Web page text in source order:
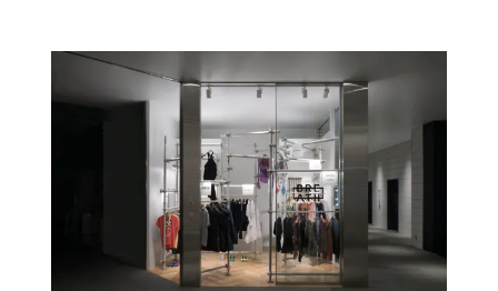
DELTA POPUP
DELTA POPUP詳細へ